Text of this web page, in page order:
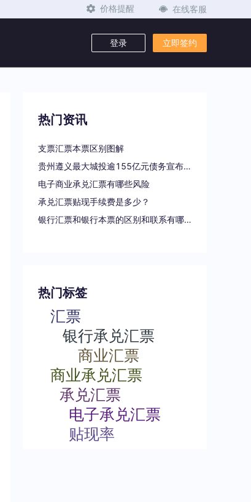
价格提醒 在线客服
登录 立即签约
热门资讯
支票汇票本票区别图解
贵州遵义最大城投逾155亿元债务宣布重组
电子商业承兑汇票有哪些风险
承兑汇票贴现手续费是多少？
银行汇票和银行本票的区别和联系有哪些（一文读懂支票、本票和汇票的区别）
热门标签
汇票
银行承兑汇票
商业汇票
商业承兑汇票
承兑汇票
电子承兑汇票
贴现率